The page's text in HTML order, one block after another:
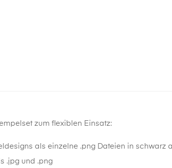
zum flexiblen Einsatz:
als einzelne .png Dateien in schwarz
.jpg und .png